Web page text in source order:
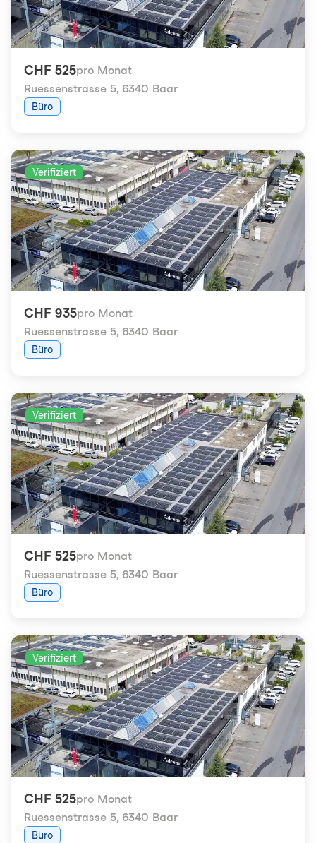
CHF 525pro Monat
Ruessenstrasse 5, 6340 Baar
Büro
Verifiziert
CHF 935pro Monat
Ruessenstrasse 5, 6340 Baar
Büro
Verifiziert
CHF 525pro Monat
Ruessenstrasse 5, 6340 Baar
Büro
Verifiziert
CHF 525pro Monat
Ruessenstrasse 5, 6340 Baar
Büro